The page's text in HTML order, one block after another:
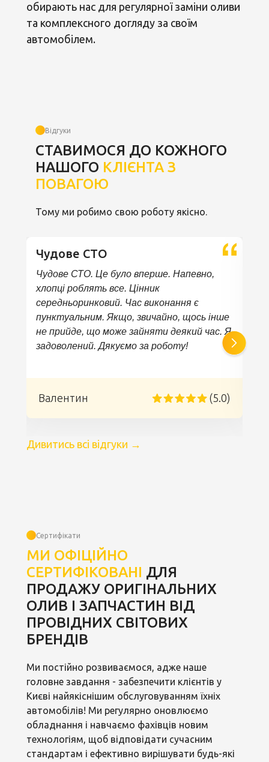
обирають нас для регулярної заміни оливи
та комплексного догляду за своїм
автомобілем.
Відгуки
СТАВИМОСЯ ДО КОЖНОГО
НАШОГО КЛІЄНТА З
ПОВАГОЮ
Тому ми робимо свою роботу якісно.
Чудове СТО
Чудове СТО. Це було вперше. Напевно,
хлопці роблять все. Цінник
середньоринковий. Час виконання є
пунктуальним. Якщо, звичайно, щось інше
не прийде, що може зайняти деякий час. Я
задоволений. Дякуємо за роботу!
Валентин (5.0)
Дивитись всі відгуки →
Сертифікати
МИ ОФІЦІЙНО
СЕРТИФІКОВАНІ ДЛЯ
ПРОДАЖУ ОРИГІНАЛЬНИХ
ОЛИВ І ЗАПЧАСТИН ВІД
ПРОВІДНИХ СВІТОВИХ
БРЕНДІВ
Ми постійно розвиваємося, адже наше
головне завдання - забезпечити клієнтів у
Києві найякіснішим обслуговуванням їхніх
автомобілів! Ми регулярно оновлюємо
обладнання і навчаємо фахівців новим
технологіям, щоб відповідати сучасним
стандартам і ефективно вирішувати будь-які